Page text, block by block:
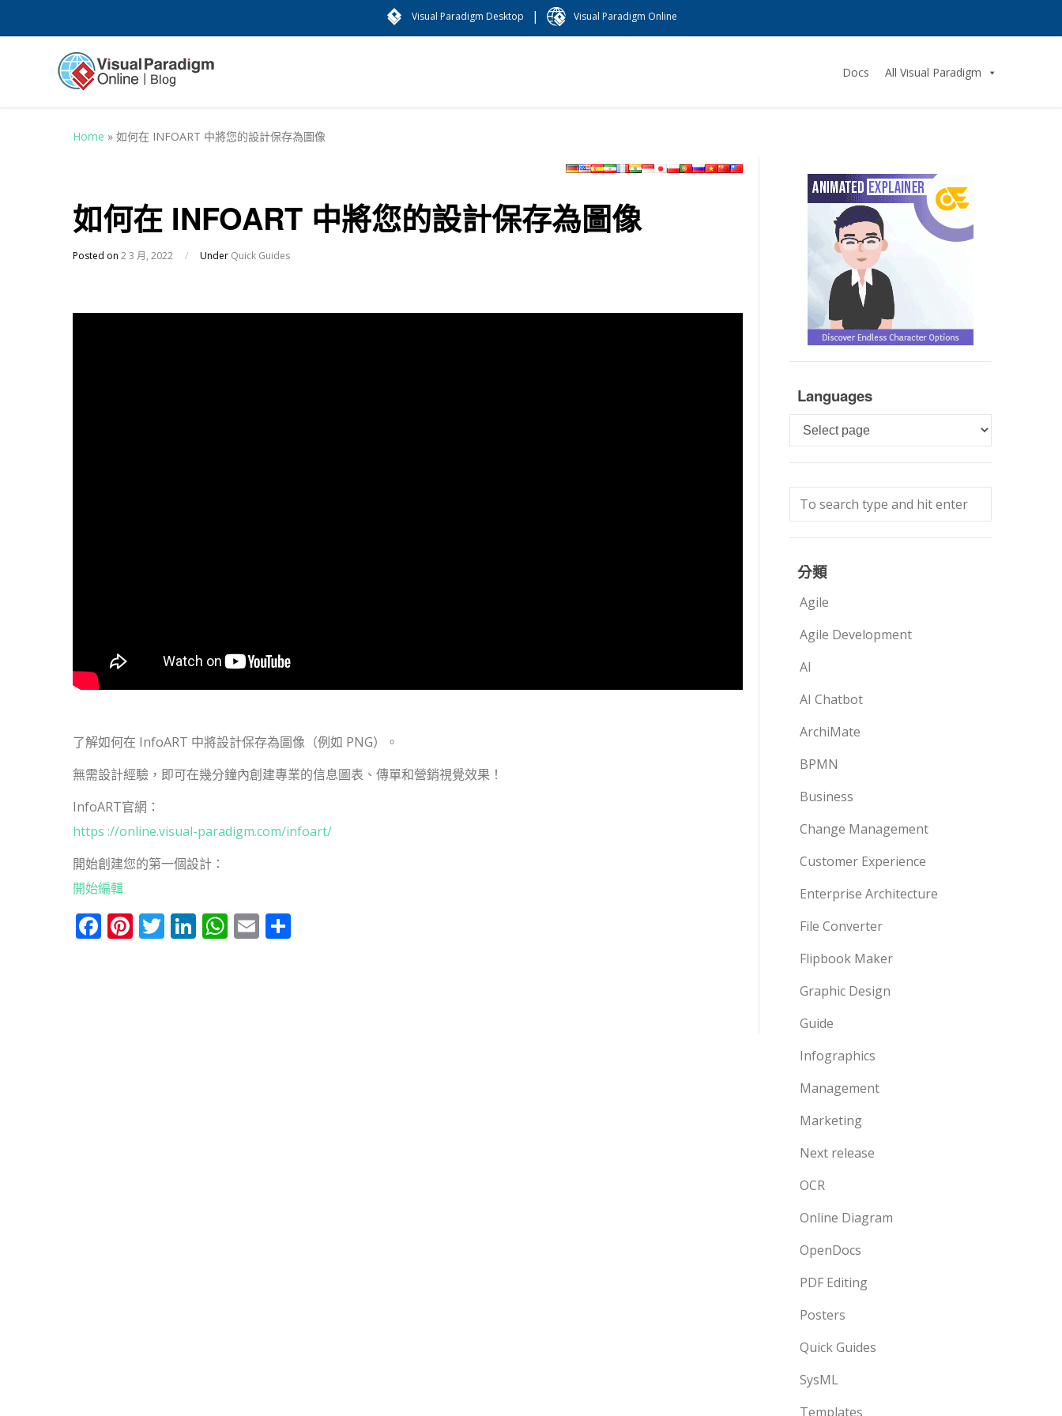
Visual Paradigm Desktop | Visual Paradigm Online
Docs All Visual Paradigm
Home » 如何在 INFOART 中將您的設計保存為圖像
如何在 INFOART 中將您的設計保存為圖像
Posted on 2 3 月, 2022 / Under Quick Guides
了解如何在 InfoART 中將設計保存為圖像（例如 PNG）。
無需設計經驗，即可在幾分鐘內創建專業的信息圖表、傳單和營銷視覺效果！
InfoART官網：
https ://online.visual-paradigm.com/infoart/
開始創建您的第一個設計：
開始編輯
Facebook
Pinterest
Twitter
LinkedIn
WhatsApp
Email
Languages
Languages
分類
Agile
Agile Development
AI
AI Chatbot
ArchiMate
BPMN
Business
Change Management
Customer Experience
Enterprise Architecture
File Converter
Flipbook Maker
Graphic Design
Guide
Infographics
Management
Marketing
Next release
OCR
Online Diagram
OpenDocs
PDF Editing
Posters
Quick Guides
SysML
Templates